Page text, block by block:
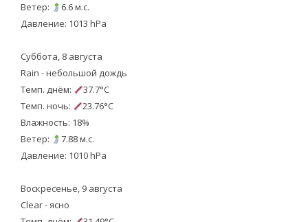
Ветер:
6.6 м.с.
Давление: 1013 hPa
Суббота, 8 августа
Rain - небольшой дождь
Темп. днём:
37.7°C
Темп. ночь:
23.76°C
Влажность: 18%
Ветер:
7.88 м.с.
Давление: 1010 hPa
Воскресенье, 9 августа
Clear - ясно